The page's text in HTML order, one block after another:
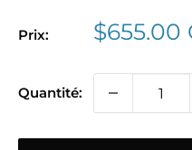
Prix:
Prix
$655.00
Quantité: